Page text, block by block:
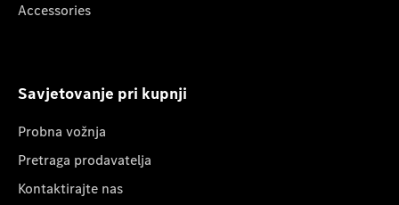
Accessories
Savjetovanje pri kupnji
Probna vožnja
Pretraga prodavatelja
Kontaktirajte nas